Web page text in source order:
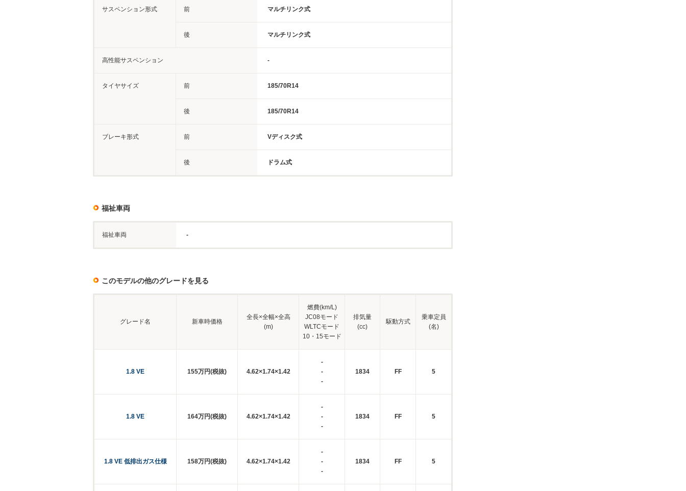
サスペンション形式 前 マルチリンク式
後 マルチリンク式
高性能サスペンション -
タイヤサイズ 前 185/70R14
後 185/70R14
ブレーキ形式 前 Vディスク式
後 ドラム式
福祉車両
福祉車両 -
このモデルの他のグレードを見る
グレード名 新車時価格
全長×全幅×全高
(m)
燃費(km/L)
JC08モード
WLTCモード
10・15モード
排気量
(cc)
駆動方式
乗車定員
(名)
1.8 VE 155万円(税抜) 4.62×1.74×1.42
-
-
-
1834 FF 5
1.8 VE 164万円(税抜) 4.62×1.74×1.42
-
-
-
1834 FF 5
1.8 VE 低排出ガス仕様 158万円(税抜) 4.62×1.74×1.42
-
-
-
1834 FF 5